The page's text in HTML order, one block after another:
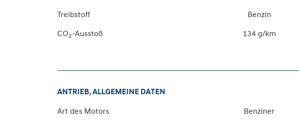
Treibstoff
Benzin
CO2-Ausstoß 134 g/km
ANTRIEB, ALLGEMEINE DATEN
Art des Motors
Benziner